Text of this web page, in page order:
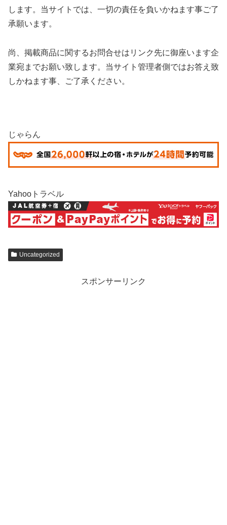
します。当サイトでは、一切の責任を負いかねます事ご了
承願います。
尚、掲載商品に関するお問合せはリンク先に御座います企
業宛までお願い致します。当サイト管理者側ではお答え致
しかねます事、ご了承ください。
じゃらん
Yahooトラベル
Uncategorized
スポンサーリンク